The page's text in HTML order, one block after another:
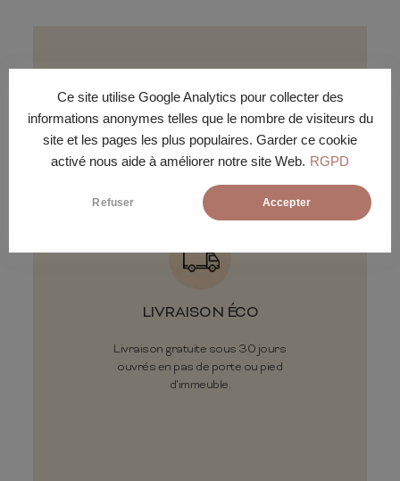
Ce site utilise Google Analytics pour collecter des
informations anonymes telles que le nombre de visiteurs du
site et les pages les plus populaires. Garder ce cookie
activé nous aide à améliorer notre site Web. RGPD
Refuser Accepter
Conditions de
livraison
LIVRAISON ÉCO
Livraison gratuite sous 30 jours
ouvrés en pas de porte ou pied
d'immeuble.